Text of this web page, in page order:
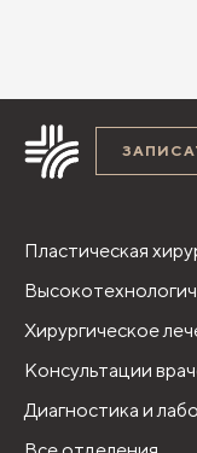
Пластическая
Хирургическое
Консультации
Диагностика и